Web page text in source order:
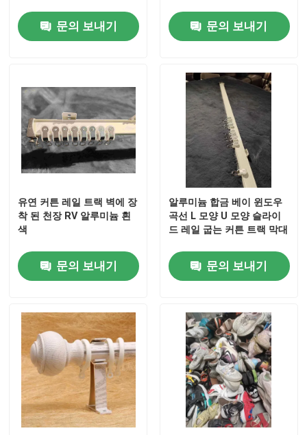
집
화면
우리에 대하여
공장 여행
품질 관리
인용문을 요구하세요
사용 된 패션 의류
초등 아동복
문의 보내기 문의 보내기
유연 커튼 레일 트랙 벽에 장
착 된 천장 RV 알루미늄 흰
색
문의 보내기
알루미늄 합금 베이 윈도우
곡선 L 모양 U 모양 슬라이
드 레일 굽는 커튼 트랙 막대
문의 보내기